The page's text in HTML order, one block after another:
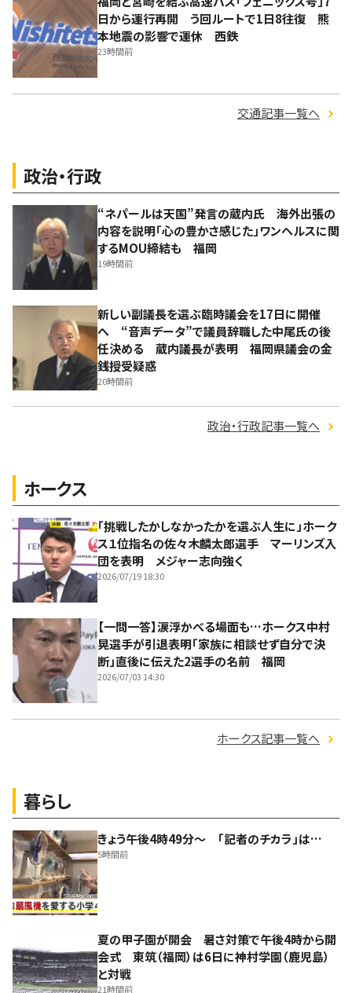
日から運行再開 う回ルートで1日8往復 熊
本地震の影響で運休 西鉄
23時間前
交通記事一覧へ
政治・行政
“ネパールは天国”発言の蔵内氏 海外出張の
内容を説明「心の豊かさ感じた」ワンヘルスに関
するMOU締結も 福岡
19時間前
新しい副議長を選ぶ臨時議会を17日に開催
へ “音声データ”で議員辞職した中尾氏の後
任決める 蔵内議長が表明 福岡県議会の金
銭授受疑惑
20時間前
政治・行政記事一覧へ
ホークス
「挑戦したかしなかったかを選ぶ人生に」ホーク
ス１位指名の佐々木麟太郎選手 マーリンズ入
団を表明 メジャー志向強く
2026/07/19 18:30
【一問一答】涙浮かべる場面も…ホークス中村
晃選手が引退表明「家族に相談せず自分で決
断」直後に伝えた2選手の名前 福岡
2026/07/03 14:30
ホークス記事一覧へ
暮らし
きょう午後4時49分～ 「記者のチカラ」は…
5時間前
夏の甲子園が開会 暑さ対策で午後4時から開
会式 東筑（福岡）は6日に神村学園（鹿児島）
と対戦
21時間前